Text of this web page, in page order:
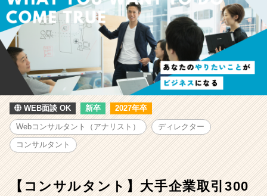
-
【コ
ン
タ
ン
大
手
企
300
WEB面談 OK 新卒 2027年卒
Webコンサルタント（アナリスト） ディレクター
コンサルタント
【コンサルタント】大手企業取引300